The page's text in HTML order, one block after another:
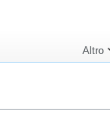
Altro